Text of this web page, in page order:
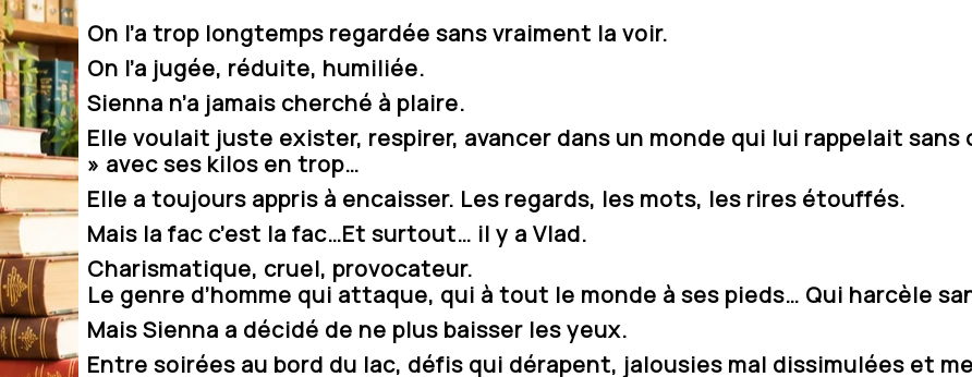
On l’a trop longtemps regardée sans vraiment la voir.
On l’a jugée, réduite, humiliée.
Sienna n’a jamais cherché à plaire.
Elle voulait juste exister, respirer, avancer dans un monde qui lui rappelait sans
» avec ses kilos en trop…
Elle a toujours appris à encaisser. Les regards, les mots, les rires étouffés.
Mais la fac c’est la fac…Et surtout… il y a Vlad.
Charismatique, cruel, provocateur.
Le genre d’homme qui attaque, qui à tout le monde à ses pieds… Qui harcèle
Mais Sienna a décidé de ne plus baisser les yeux.
Entre soirées au bord du lac, défis qui dérapent, jalousies mal dissimulées et